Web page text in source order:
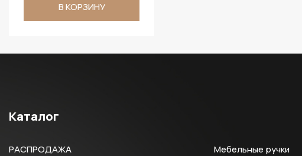
В КОРЗИНУ
Каталог
РАСПРОДАЖА
Мебельные ручки